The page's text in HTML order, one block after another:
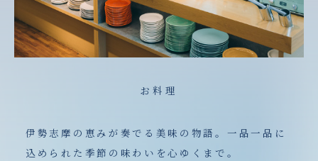
お料理
伊勢志摩の恵みが奏でる美味の物語。一品一品に
込められた季節の味わいを心ゆくまで。